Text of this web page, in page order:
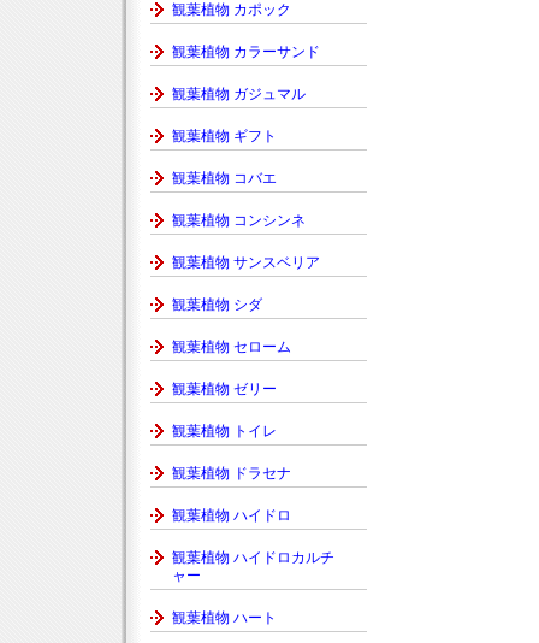
観葉植物 カポック
観葉植物 カラーサンド
観葉植物 ガジュマル
観葉植物 ギフト
観葉植物 コバエ
観葉植物 コンシンネ
観葉植物 サンスベリア
観葉植物 シダ
観葉植物 セローム
観葉植物 ゼリー
観葉植物 トイレ
観葉植物 ドラセナ
観葉植物 ハイドロ
観葉植物 ハイドロカルチ
ャー
観葉植物 ハート